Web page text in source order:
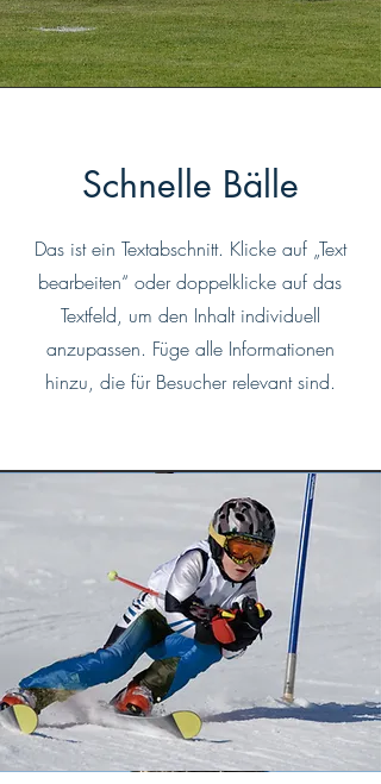
Schnelle Bälle
Das ist ein Textabschnitt. Klicke auf „Text
bearbeiten“ oder doppelklicke auf das
Textfeld, um den Inhalt individuell
anzupassen. Füge alle Informationen
hinzu, die für Besucher relevant sind.